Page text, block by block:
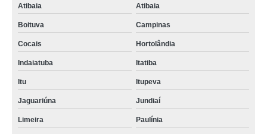
Atibaia Atibaia
Boituva Campinas
Cocais Hortolândia
Indaiatuba Itatiba
Itu Itupeva
Jaguariúna Jundiaí
Limeira Paulínia